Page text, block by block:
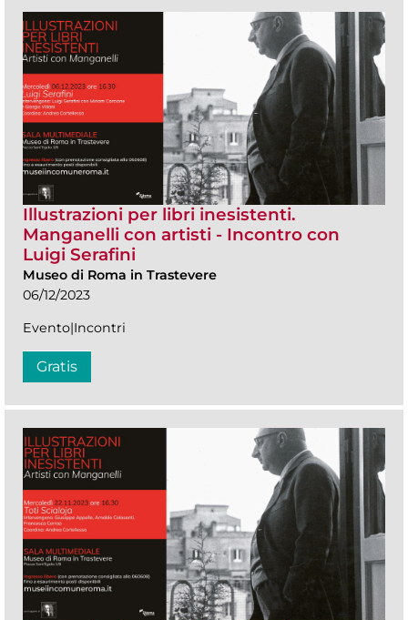
Illustrazioni per libri inesistenti.
Manganelli con artisti - Incontro con
Luigi Serafini
Museo di Roma in Trastevere
06/12/2023
Evento|Incontri
Gratis